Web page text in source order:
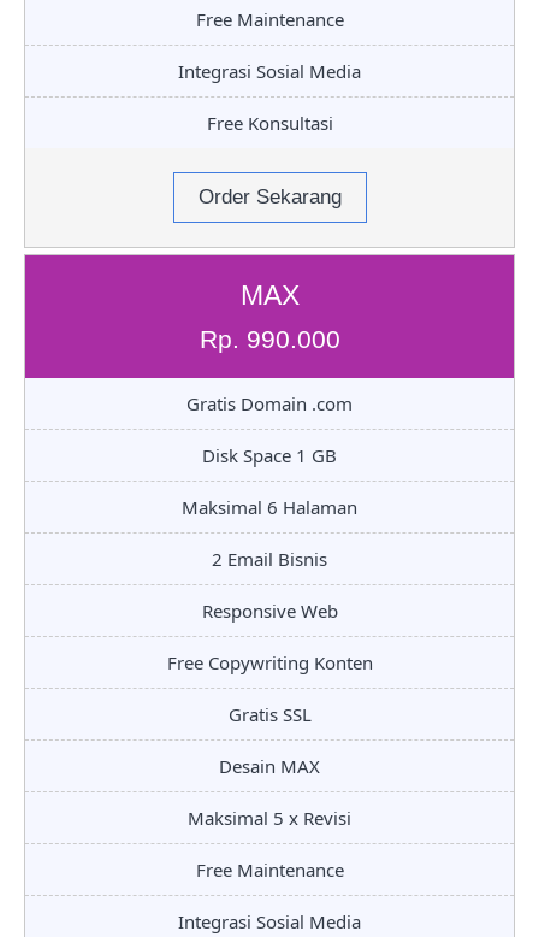
Free Maintenance
Integrasi Sosial Media
Free Konsultasi
Order Sekarang
MAX
Rp. 990.000
Gratis Domain .com
Disk Space 1 GB
Maksimal 6 Halaman
2 Email Bisnis
Responsive Web
Free Copywriting Konten
Gratis SSL
Desain MAX
Maksimal 5 x Revisi
Free Maintenance
Integrasi Sosial Media